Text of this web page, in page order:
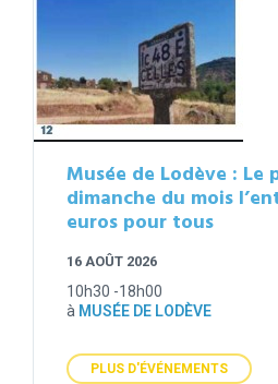
Musée de Lodève : Le
dimanche du mois
euros pour tous
16 AOÛT 2026
10h30 -18h00
à MUSÉE DE LODÈVE
PLUS D'ÉVÉNEMENTS